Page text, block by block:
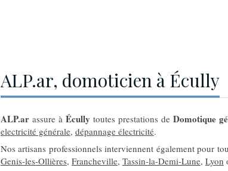
ALP.ar, domoticien à Écully
ALP.arassure àÉcully toutes prestations deDomotique
electricité générale, dépannage électricité.
Nos artisans professionnels interviennent également pour
Genis-les-Ollières, Francheville, Tassin-la-Demi-Lune, Lyon